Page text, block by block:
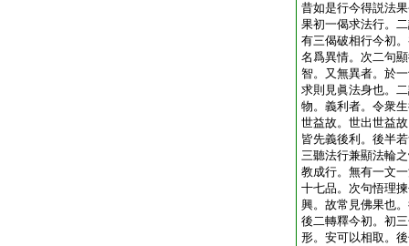
昔如是行今得説法
果初一偈求法行。
有三偈破相行今初
名爲異情。次二句
智。又無異者。於
求則見眞法身也。
物。義利者。令衆
世益故。世出世益
皆先義後利。後半
三聽法行兼顯法輪
教成行。無有一文
十七品。次句悟理
興。故常見佛果也
後二轉釋今初。初
形。安可以相取。